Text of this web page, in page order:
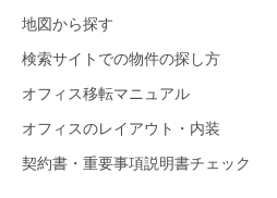
地図から探す
検索サイトでの物件の探し方
オフィス移転マニュアル
オフィスのレイアウト・内装
契約書・重要事項説明書チェック